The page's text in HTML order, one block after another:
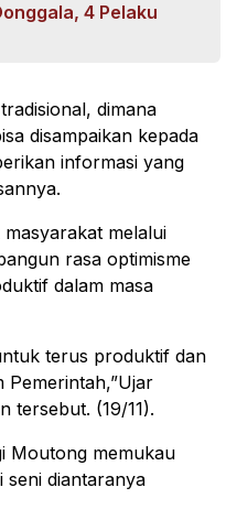
4 Pelaku
dimana
disampaikan kepada
informasi yang
melalui
rasa optimisme
dalam masa
terus produktif dan
tersebut. (19/11).
Moutong memukau
seni diantaranya